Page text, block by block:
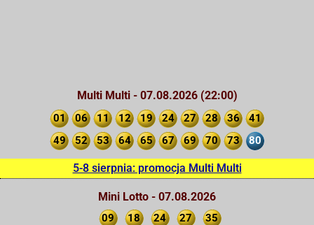
Multi Multi - 07.08.2026 (22:00)
01 06 11 12 19 24 27 28 36
41
49
52 53 64 65 67 69 70 73 80
5-8 sierpnia: promocja Multi Multi
Mini Lotto - 07.08.2026
09 18 24 27 35